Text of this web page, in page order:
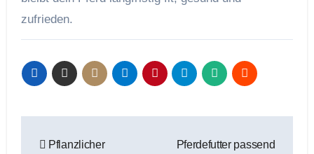
zufrieden.
Pflanzlicher
Pferdefutter passend